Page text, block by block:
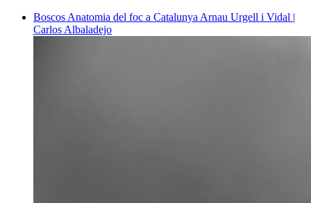
Boscos Anatomia del foc a Catalunya Arnau Urgell i Vidal |
Carlos Albaladejo